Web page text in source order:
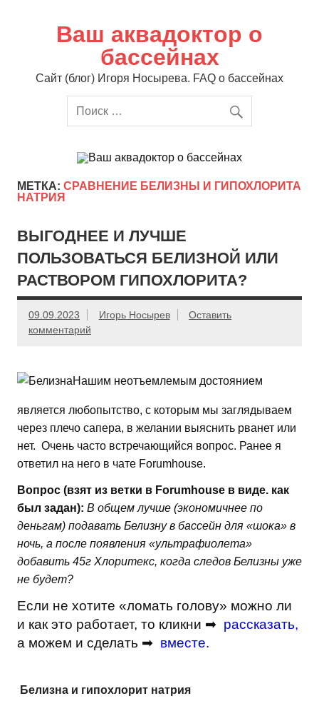
содержимомуВаш аквадоктор о
бассейнах
Сайт (блог) Игоря Носырева. FAQ о бассейнах
МЕТКА: СРАВНЕНИЕ БЕЛИЗНЫ И ГИПОХЛОРИТА
НАТРИЯ
ВЫГОДНЕЕ И ЛУЧШЕ
ПОЛЬЗОВАТЬСЯ БЕЛИЗНОЙ ИЛИ
РАСТВОРОМ ГИПОХЛОРИТА?
09.09.2023 Игорь Носырев
Оставить
комментарий
Нашим неотъемлемым достоянием
является любопытство, с которым мы заглядываем
через плечо сапера, в желании выяснить рванет или
нет. Очень часто встречающийся вопрос. Ранее я
ответил на него в чате Forumhouse.
Вопрос (взят из ветки в Forumhouse в виде. как
был задан): В общем лучше (экономичнее по
деньгам) подавать Белизну в бассейн для «шока» в
ночь, а после появления «ультрафиолета»
добавить 45г Хлоритекс, когда следов Белизны уже
не будет?
Если не хотите «ломать голову» можно ли
и как это работает, то кликни ➡ рассказать,
а можем и сделать ➡ вместе.
Белизна и гипохлорит натрия